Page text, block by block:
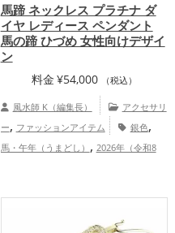
馬蹄 ネックレス プラチナ ダ
イヤ レディース ペンダント
馬の蹄 ひづめ 女性向けデザイ
ン
料金 ¥54,000 （税込）
風水師 K（編集長）
アクセサリ
ー, ファッションアイテム 銀色,
馬・午年（うまどし） , 2026年（令和8